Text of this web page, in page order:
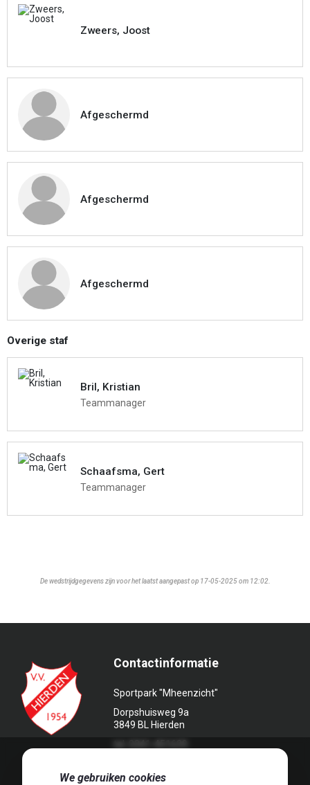
Zweers, Joost
Afgeschermd
Afgeschermd
Afgeschermd
Overige staf
Bril, Kristian
Teammanager
Schaafsma, Gert
Teammanager
De wedstrijdgegevens zijn voor het laatst aangepast op 17-05-2025 om 12:02.
Contactinformatie
Sportpark "Mheenzicht"
Dorpshuisweg 9a
3849 BL Hierden
We gebruiken cookies